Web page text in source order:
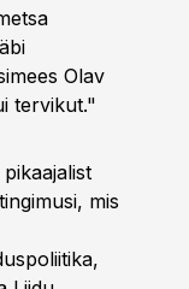
Olav
tervikut."
mis